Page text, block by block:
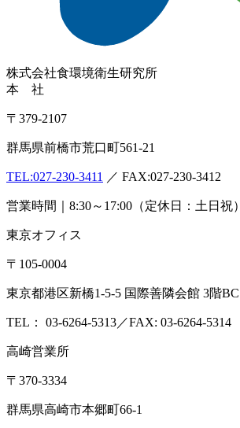
株式会社食環境衛生研究所
本 社
〒379-2107
群馬県前橋市荒口町561-21
TEL:027-230-3411 ／ FAX:027-230-3412
営業時間｜8:30～17:00（定休日：土日祝）
東京オフィス
〒105-0004
東京都港区新橋1-5-5 国際善隣会館 3階BC
TEL： 03-6264-5313／FAX: 03-6264-5314
高崎営業所
〒370-3334
群馬県高崎市本郷町66-1